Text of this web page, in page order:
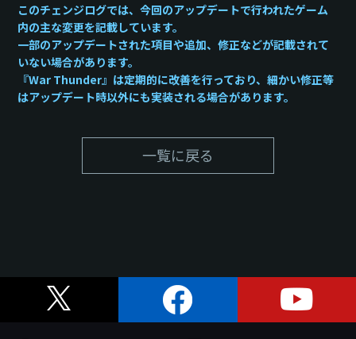
このチェンジログでは、今回のアップデートで行われたゲーム
内の主な変更を記載しています。
一部のアップデートされた項目や追加、修正などが記載されて
いない場合があります。
『War Thunder』は定期的に改善を行っており、細かい修正等
はアップデート時以外にも実装される場合があります。
一覧に戻る